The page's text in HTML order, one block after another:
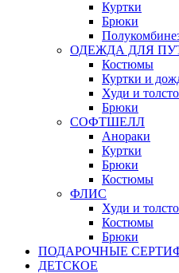
Куртки
Брюки
ОДЕЖДА ДЛЯ
Костюмы
Куртки и
Худи и
Брюки
СОФТШЕЛЛ
Анораки
Куртки
Брюки
Костюмы
ФЛИС
Худи и
Костюмы
Брюки
ПОДАРОЧНЫЕ
ДЕТСКОЕ